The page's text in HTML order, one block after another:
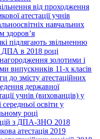
від проходження
атестації учнів
навчальних
здоров’я
підлягають звільненню
ДПА в 2018 році
золотими і
випускників 11-х класів
до змісту атестаційних
державної
учнів (вихованців) у
середньої освіти у
році
з ДПА-ЗНО 2018
атестація 2019